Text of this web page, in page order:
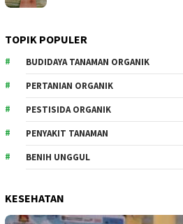
TOPIK POPULER
BUDIDAYA TANAMAN ORGANIK
PERTANIAN ORGANIK
PESTISIDA ORGANIK
PENYAKIT TANAMAN
BENIH UNGGUL
KESEHATAN